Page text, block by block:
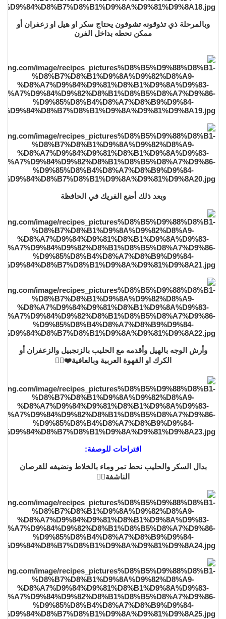
وبالمرحلة ذي تذوقونه تشوفون يحتاج سكر او هيل او زعفران أو
ممكن نحطه بداخل الفرن
وبعد ذلك أضع الفريك في الحافظة
وأرش الوجه بالهيل وأقدمه مع الحليب بالزنجبيل والزعفران أو
الكرك او القهوة العربية وبالعافية❤️👌🏼
اقتراحات للوصفة:
بدال السكر والحليب نحط تمر وماء بالخلاط ونضيفه للقرصان
الناشفة👌🏼